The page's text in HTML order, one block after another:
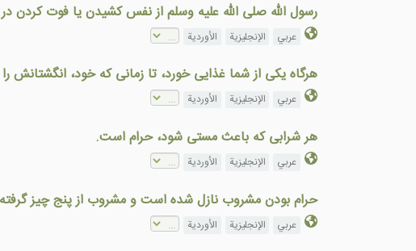
رسول الله صلى الله عليه وسلم از نفس کشيدن يا فوت کردن
عربي الإنجليزية الأوردية
هرگاه يکی از شما غذايی خورد، تا زمانی که خود، انگشتانش
عربي الإنجليزية الأوردية
هر شرابی كه باعث مستی شود، حرام است.
عربي الإنجليزية الأوردية
حرام بودن مشروب نازل شده است و مشروب از پنج چيز
عربي الإنجليزية الأوردية